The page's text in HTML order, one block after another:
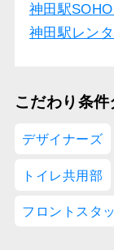
神田駅
神田駅レン
こだわり条件
デザイナーズ
トイレ共用部
フロントスタ